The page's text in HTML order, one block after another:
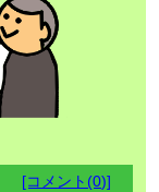
[コメント(0)]